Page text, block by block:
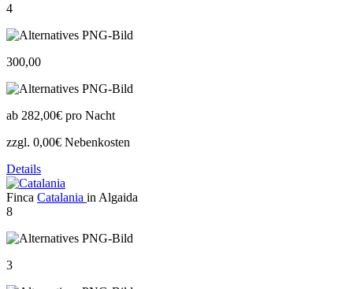
4
300,00
ab 282,00€ pro Nacht
zzgl. 0,00€ Nebenkosten
Details
Finca Catalania in Algaida
8
3